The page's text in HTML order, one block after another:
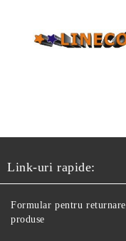
Link-uri rapide:
Formular pentru returnare
produse